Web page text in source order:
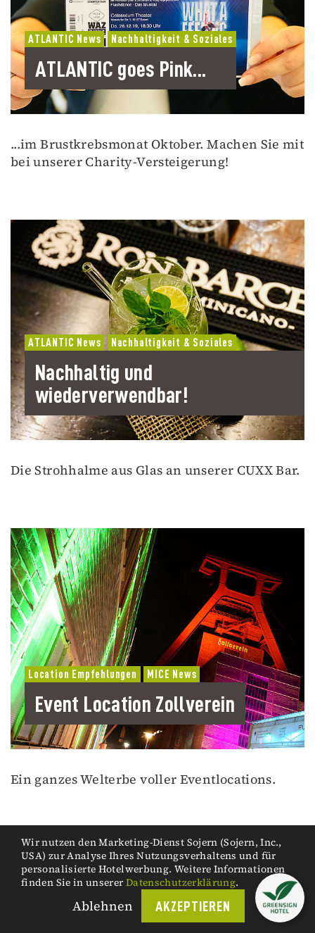
ATLANTIC News Nachhaltigkeit & Soziales
ATLANTIC goes Pink...
...im Brustkrebsmonat Oktober. Machen Sie mit
bei unserer Charity-Versteigerung!
ATLANTIC News Nachhaltigkeit & Soziales
Nachhaltig und
wiederverwendbar!
Die Strohhalme aus Glas an unserer CUXX Bar.
Location Empfehlungen MICE News
Event Location Zollverein
Ein ganzes Welterbe voller Eventlocations.
Wir nutzen den Marketing-Dienst Sojern (Sojern, Inc.,
USA) zur Analyse Ihres Nutzungsverhaltens und für
personalisierte Hotelwerbung. Weitere Informationen
finden Sie in unserer Datenschutzerklärung.
Ablehnen AKZEPTIEREN